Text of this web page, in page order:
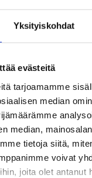
Yksityiskohdat
evästeitä
tarjoamamme
median
median,
tietoja siitä,
voivat
joita olet antanut